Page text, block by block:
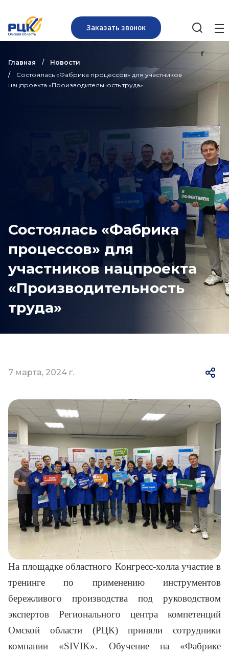
Заказать звонок
Главная
Новости
Состоялась «Фабрика процессов» для участников
нацпроекта «Производительность труда»
Состоялась «Фабрика
процессов» для
участников нацпроекта
«Производительность
труда»
7 марта, 2024 г.
На площадке областного Конгресс-холла участие в
тренинге по применению инструментов
бережливого производства под руководством
экспертов Регионального центра компетенций
Омской области (РЦК) приняли сотрудники
компании «SIVIK». Обучение на «Фабрике